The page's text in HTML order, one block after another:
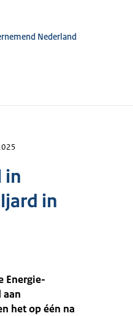
Nederland
in
in
Energie-
aan
het op één na